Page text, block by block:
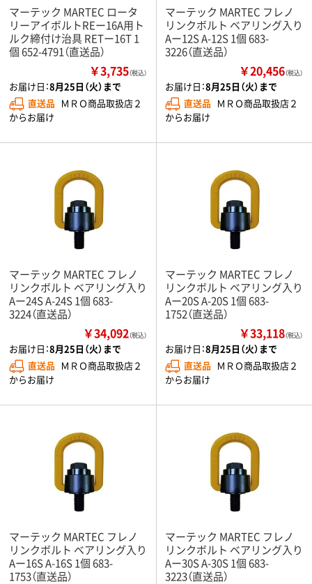
マーテック MARTEC ロータ
リーアイボルトREー16A用ト
ルク締付け治具 RETー16T 1
個 652-4791（直送品）
￥3,735（税込）
お届け日：8月25日（火）まで
直送品 ＭＲＯ商品取扱店２
からお届け
マーテック MARTEC フレノ
リンクボルト ベアリング入り
Aー12S A-12S 1個 683-
3226（直送品）
￥20,456（税込）
お届け日：8月25日（火）まで
直送品 ＭＲＯ商品取扱店２
からお届け
マーテック MARTEC フレノ
リンクボルト ベアリング入り
Aー24S A-24S 1個 683-
3224（直送品）
￥34,092（税込）
お届け日：8月25日（火）まで
直送品 ＭＲＯ商品取扱店２
からお届け
マーテック MARTEC フレノ
リンクボルト ベアリング入り
Aー20S A-20S 1個 683-
1752（直送品）
￥33,118（税込）
お届け日：8月25日（火）まで
直送品 ＭＲＯ商品取扱店２
からお届け
マーテック MARTEC フレノ
リンクボルト ベアリング入り
Aー16S A-16S 1個 683-
1753（直送品）
マーテック MARTEC フレノ
リンクボルト ベアリング入り
Aー30S A-30S 1個 683-
3223（直送品）